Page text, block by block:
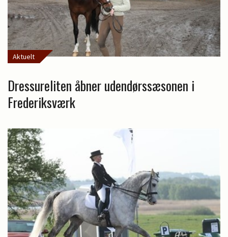
Aktuelt
Dressureliten åbner udendørssæsonen i
Frederiksværk